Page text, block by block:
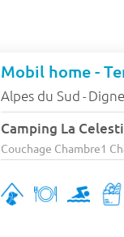
Mobil home -
Alpes du Sud -
Camping La
Couchage Chambre1